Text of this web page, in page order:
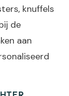
knuffels
de
aan